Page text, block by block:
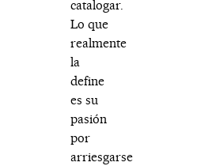
catalogar.
Lo que
realmente
la
define
es su
pasión
por
arriesgarse